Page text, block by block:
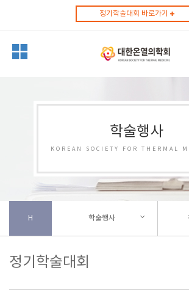
정기학술대회 바로가기
학술행사
KOREAN SOCIETY FOR THERMAL
H 학술행사
정기학술대회